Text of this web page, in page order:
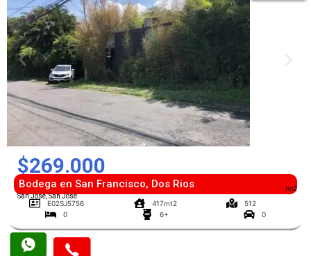
mt2
$269.000
Bodega en San Francisco, Dos Rios
San José, San José
E02SJ5756 417mt2
512
0
6+ 0